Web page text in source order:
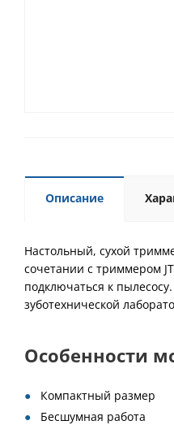
Описание
Настольный, сухой
сочетании с триммером
подключаться к
зуботехнической
Особенности
Компактный размер
Бесшумная работа